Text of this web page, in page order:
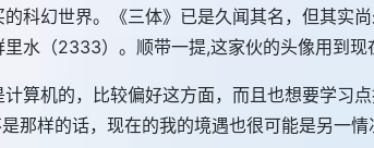
科幻世界。《三体》已是久闻其名，但其实
水（2333）。顺带一提,这家伙的头像用到现
算机的，比较偏好这方面，而且也想要学习
那样的话，现在的我的境遇也很可能是另一